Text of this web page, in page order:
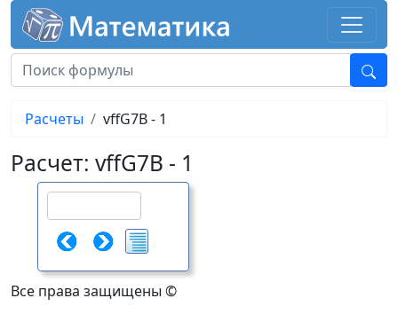
Расчеты vffG7B - 1
Расчет: vffG7B - 1
Все права защищены ©